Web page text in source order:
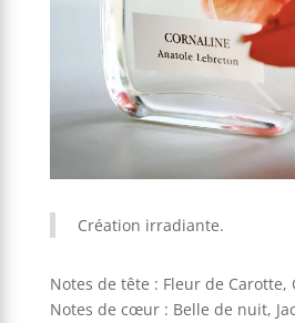
Création irradiante.
Notes de tête : Fleur de Carotte,
Notes de cœur : Belle de nuit,